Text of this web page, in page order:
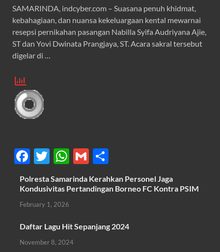
SAMARINDA, indcyber.com – Suasana penuh khidmat,
kebahagiaan, dan nuansa kekeluargaan kental mewarnai
resepsi pernikahan pasangan Nabilla Syifa Audriyana Ajie,
ST dan Yovi Dwinata Prangjaya, ST. Acara sakral tersebut
digelar di …
F
ac
e
b
o
o
T
w
itt
er
W
h
at
A
p
G
m
ail
h
ar
Polresta Samarinda Kerahkan Personel Jaga
Kondusivitas Pertandingan Borneo FC Kontra PSIM
February 1, 2026
Daftar Lagu Hit Sepanjang 2024
November 8, 2024